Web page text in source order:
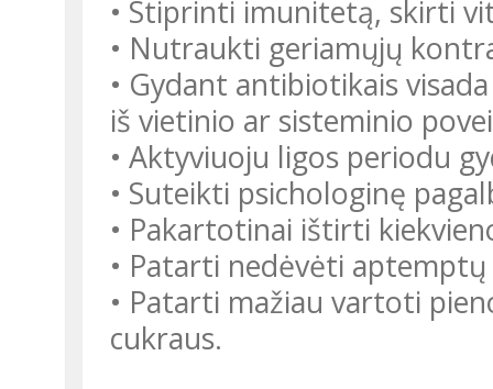
• Stiprinti imunitetą, skirti
• Nutraukti geriamųjų
• Gydant antibiotikais
iš vietinio ar sisteminio
• Aktyviuoju ligos periodu
• Suteikti psichologinę
• Pakartotinai ištirti
• Patarti nedėvėti
• Patarti mažiau vartoti
cukraus.